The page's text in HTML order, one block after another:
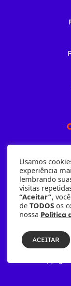
© Copyright
Usamos
experiência
lembrando
visitas
“Aceitar”,
de TODOS os
nossa Política
ACEITAR